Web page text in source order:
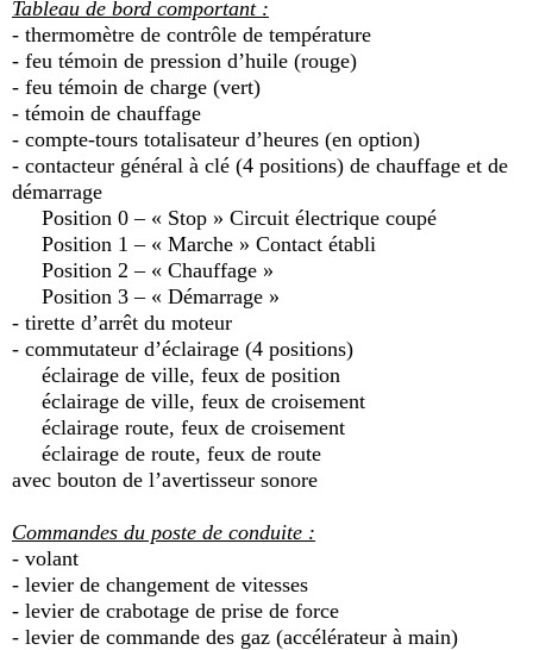
Tableau de bord comportant :
- thermomètre de contrôle de température
- feu témoin de pression d’huile (rouge)
- feu témoin de charge (vert)
- témoin de chauffage
- compte-tours totalisateur d’heures (en option)
- contacteur général à clé (4 positions) de chauffage et de
démarrage
Position 0 – « Stop » Circuit électrique coupé
Position 1 – « Marche » Contact établi
Position 2 – « Chauffage »
Position 3 – « Démarrage »
- tirette d’arrêt du moteur
- commutateur d’éclairage (4 positions)
éclairage de ville, feux de position
éclairage de ville, feux de croisement
éclairage route, feux de croisement
éclairage de route, feux de route
avec bouton de l’avertisseur sonore
Commandes du poste de conduite :
- volant
- levier de changement de vitesses
- levier de crabotage de prise de force
- levier de commande des gaz (accélérateur à main)